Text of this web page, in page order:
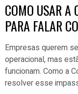
COMO USAR A
PARA FALAR
Empresas querem
operacional, mas
funcionam. Como a
resolver esse